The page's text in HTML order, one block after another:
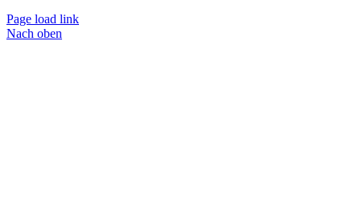
Page load link
Nach oben